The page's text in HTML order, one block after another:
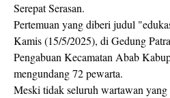
Serepat Serasan.
Pertemuan yang diberi judul
Kamis (15/5/2025), di Gedung
Pengabuan Kecamatan Abab
mengundang 72 pewarta.
Meski tidak seluruh wartawan yang